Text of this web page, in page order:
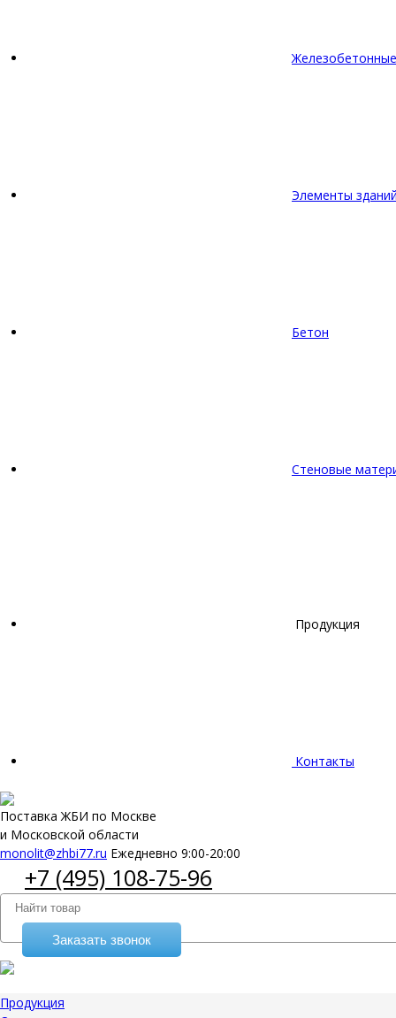
Элементы
Бетон
Стеновые
Продукция
Контакты
Поставка ЖБИ по Москве
и Московской области
monolit@zhbi77.ru Ежедневно 9:00-20:00
+7 (495) 108-75-96
Заказать звонок
Продукция